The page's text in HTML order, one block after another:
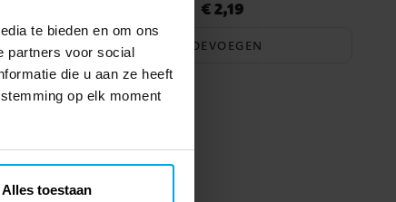
te bieden en om ons
partners voor social
die u aan ze heeft
op elk moment
Alles toestaan
Prijs :€ 2,19
€ 2,19
TOEVOEGEN